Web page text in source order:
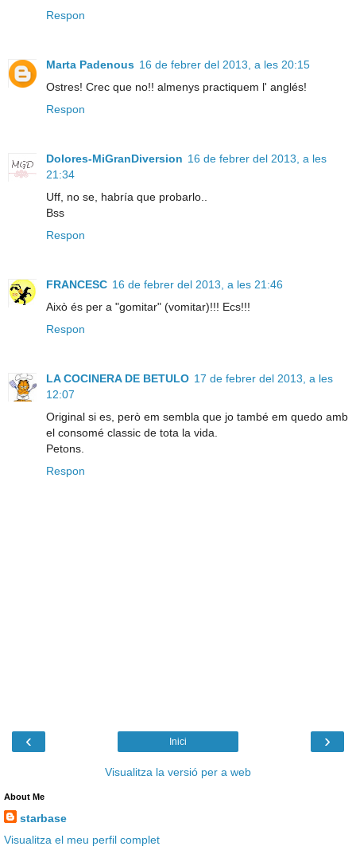
Respon
Marta Padenous 16 de febrer del 2013, a les 20:15
Ostres! Crec que no!! almenys practiquem l' anglés!
Respon
Dolores-MiGranDiversion 16 de febrer del 2013, a les
21:34
Uff, no se, habría que probarlo..
Bss
Respon
FRANCESC 16 de febrer del 2013, a les 21:46
Això és per a "gomitar" (vomitar)!!! Ecs!!!
Respon
LA COCINERA DE BETULO 17 de febrer del 2013, a les
12:07
Original si es, però em sembla que jo també em quedo amb
el consomé classic de tota la vida.
Petons.
Respon
‹ ›
Inici
Visualitza la versió per a web
About Me
starbase
Visualitza el meu perfil complet